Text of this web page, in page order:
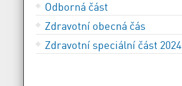
Odborná část
Zdravotní obecná čás
Zdravotní speciální část 2024